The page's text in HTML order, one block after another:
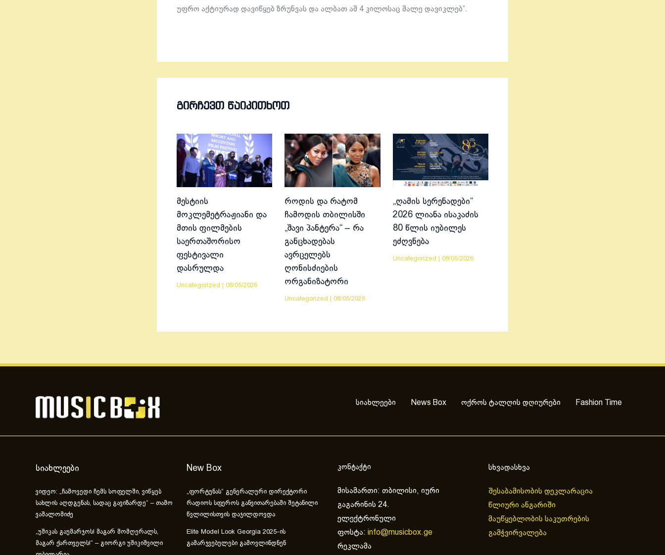
უფრო აქტიურად დავიწყებ ზრუნვას და ალბათ ამ 4 კილოსაც მალე დავიკლებ“.
ᲒᲘᲠᲩᲔᲕᲗ ᲬᲐᲘᲙᲘᲗᲮᲝᲗ
მესტიის
მოკლემეტრაჟიანი და
მთის ფილმების
საერთაშორისო
ფესტივალი
დასრულდა
Uncategorized 08/05/2026
როდის და რატომ
ჩამოდის თბილისში
„შავი პანტერა“ – რა
განცხადებას
ავრცელებს
ღონისძიების
ორგანიზატორი
Uncategorized |08/05/2026
„ღამის სერენადები“
2026 ლიანა ისაკაძის
80 წლის იუბილეს
ეძღვნება
Uncategorized 08/05/2026
სიახლეები News Box ოქროს ტალღის დღიურები Fashion Time
სიახლეები
ვიდეო: „ჩამოვედი ჩემს სოფელში, ვიწყებ
სახლის აღდგენას, სადაც გავიზარდე“ – თამო
ვაშალომიძე
„უშიკას გაუმარჯოს! მაგარ მომღერალს,
მაგარ ქართველს!“ – გიორგი უშიკიშვილი
New Box
„ფორტუნას“ გენერალური დირექტორი
რადიოს სფეროს განვითარებაში შეტანილი
წვლილისთვის დაჯილდოვდა
Elite Model Look Georgia 2025-ის
გამარჯვებულები გამოვლინდნენ
კონტაქტი
მისამართი: თბილისი, იური
გაგარინის 24.
ელექტრონული
ფოსტა: info@musicbox.ge
რეკლამა
სხვადასხვა
შესაბამისობის დეკლარაცია
წლიური ანგარიში
მაუწყებლობის საკუთრების
გამჭვირვალება